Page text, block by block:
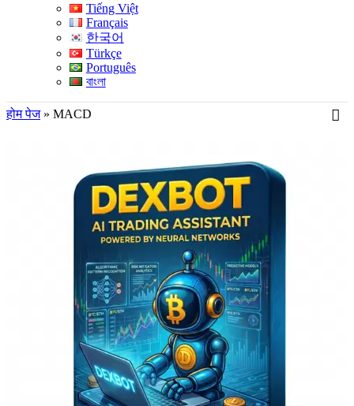
Tiếng Việt
Français
한국어
Türkçe
Português
বাংলা
होम पेज» MACD